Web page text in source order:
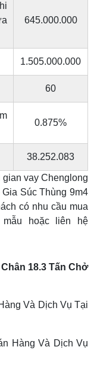
645.000.000
1.505.000.000
60
0.875%
38.252.083
vay Chenglong
Súc Thùng 9m4
có nhu cầu mua
hoặc liên hệ
18.3 Tấn Chở
Và Dịch Vụ Tại
Hàng Và Dịch Vụ